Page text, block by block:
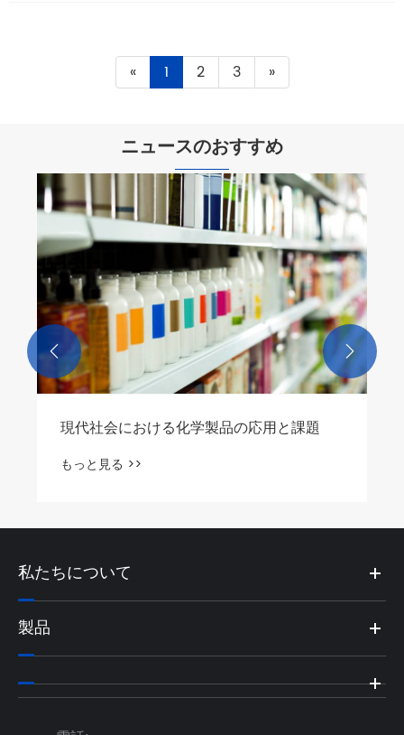
« 1 2 3 »
ニュースのおすすめ
社会における化学製品の応用と課題
化学用
もっと見
 
私たちについて
製品